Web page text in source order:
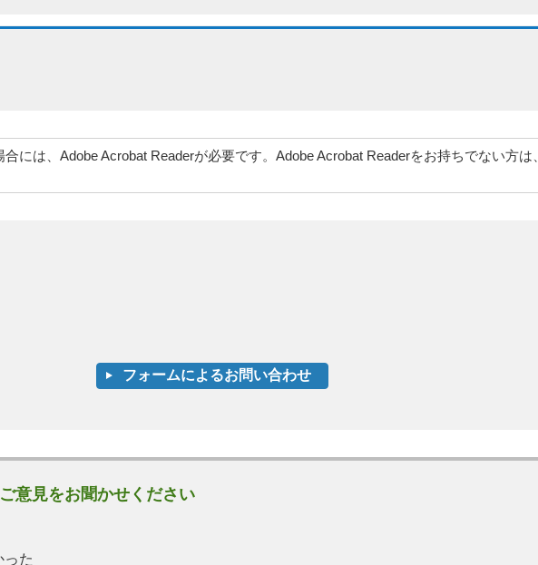
には、Adobe Acrobat Readerが必要です。Adobe Acrobat Readerをお持ちでない方
意見をお聞かせください
った